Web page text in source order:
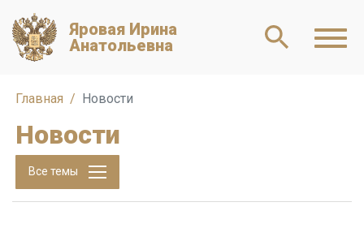
Яровая Ирина
Анатольевна
Главная Новости
Новости
Все темы